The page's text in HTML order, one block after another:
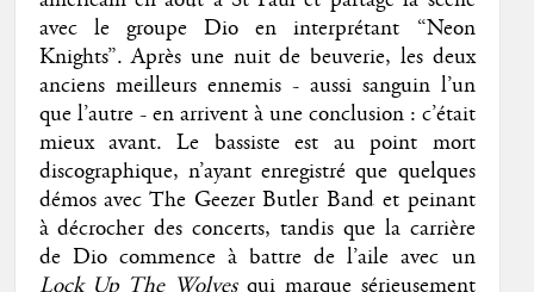
avec le groupe Dio en interprétant “Neon
Knights”. Après une nuit de beuverie, les deux
anciens meilleurs ennemis - aussi sanguin l’un
que l’autre - en arrivent à une conclusion : c’était
mieux avant. Le bassiste est au point mort
discographique, n’ayant enregistré que quelques
démos avec The Geezer Butler Band et peinant
à décrocher des concerts, tandis que la carrière
de Dio commence à battre de l’aile avec un
Lock Up The Wolvesqui marque sérieusement